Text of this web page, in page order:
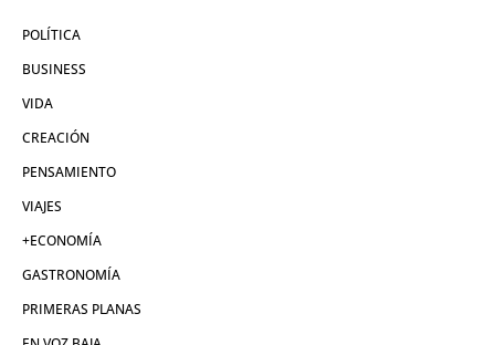
POLÍTICA
BUSINESS
VIDA
CREACIÓN
PENSAMIENTO
VIAJES
+ECONOMÍA
GASTRONOMÍA
PRIMERAS PLANAS